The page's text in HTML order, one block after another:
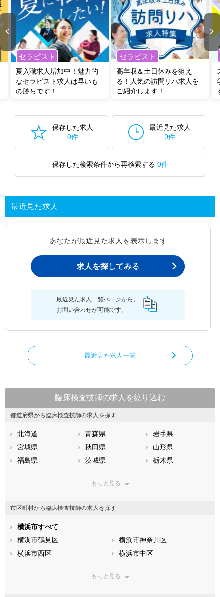
セラピスト
夏入職求人増加中！魅力的
なセラピスト求人は早いも
の勝ちです！
セラピスト
高年収＆土日休みを狙え
る！人気の訪問リハ求人を
ご紹介します！
保存した求人
0件
最近見た求人
0件
保存した検索条件から再検索する 0件
最近見た求人
あなたが最近見た求人を表示します
求人を探してみる
最近見た求人一覧ページから、
お問い合わせが可能です。
最近見た求人一覧
臨床検査技師の求人を絞り込む
都道府県から臨床検査技師の求人を探す
北海道 青森県
岩手県
宮城県
秋田県
山形県
福島県
茨城県
栃木県
神奈川県
石川県
福井県
静岡県
滋賀県
大阪府
兵庫県
和歌山県
山口県
もっと見る
市区町村から臨床検査技師の求人を探す
横浜市すべて
横浜市鶴見区
横浜市神奈川区
横浜市西区
横浜市中区
横浜市金沢区
もっと見る